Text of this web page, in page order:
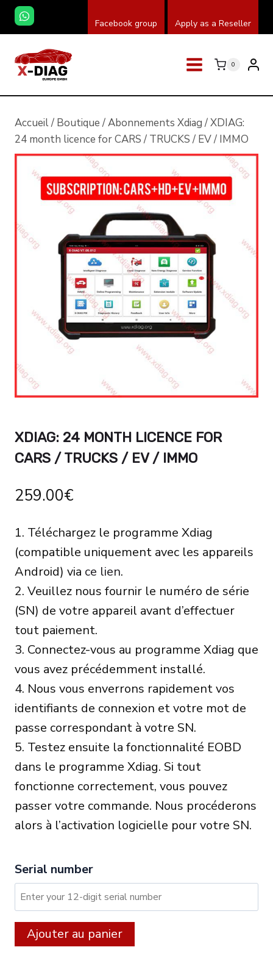
Skip
content
Facebook group Apply as a Reseller
0
Accueil/ Boutique /Abonnements Xdiag /XDIAG:
24 month licence for CARS / TRUCKS / EV / IMMO
XDIAG: 24 MONTH LICENCE FOR
CARS / TRUCKS / EV / IMMO
259.00€
1. Téléchargez le programme Xdiag
(compatible uniquement avec les appareils
Android) via ce lien.
2. Veuillez nous fournir le numéro de série
(SN) de votre appareil avant d’effectuer
tout paiement.
3. Connectez-vous au programme Xdiag que
vous avez précédemment installé.
4. Nous vous enverrons rapidement vos
identifiants de connexion et votre mot de
passe correspondant à votre SN.
5. Testez ensuite la fonctionnalité EOBD
dans le programme Xdiag. Si tout
fonctionne correctement, vous pouvez
passer votre commande. Nous procéderons
alors à l’activation logicielle pour votre SN.
Serial number
quantité
de
Ajouter au panier